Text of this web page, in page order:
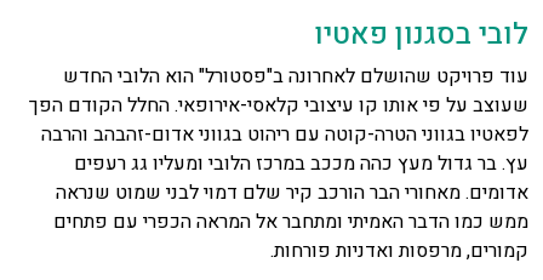
לובי בסגנון פאטיו
עוד פרויקט שהושלם לאחרונה ב"פסטורל" הוא הלובי החדש
שעוצב על פי אותו קו עיצובי קלאסי-אירופאי. החלל הקודם הפך
לפאטיו בגווני הטרה-קוטה עם ריהוט בגווני אדום-זהבהב והרבה
עץ. בר גדול מעץ כהה מככב במרכז הלובי ומעליו גג רעפים
אדומים. מאחורי הבר הורכב קיר שלם דמוי לבני שמוט שנראה
ממש כמו הדבר האמיתי ומתחבר אל המראה הכפרי עם פתחים
קמורים, מרפסות ואדניות פורחות.